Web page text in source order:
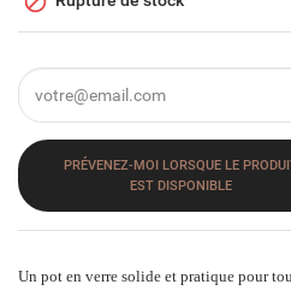
PRÉVENEZ-MOI LORSQUE LE
EST DISPONIBLE
Un pot en verre solide et pratique pour